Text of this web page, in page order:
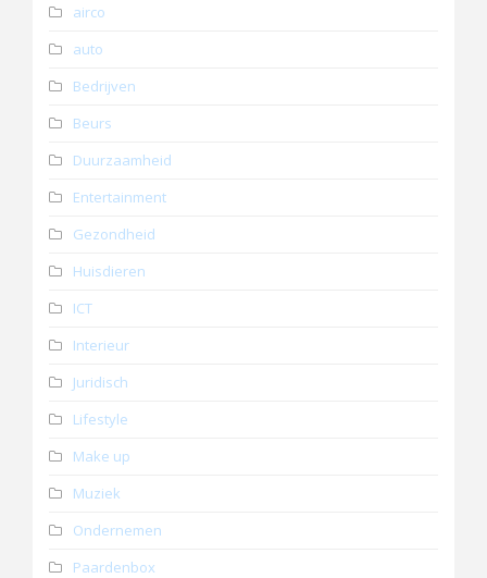
airco
auto
Bedrijven
Beurs
Duurzaamheid
Entertainment
Gezondheid
Huisdieren
ICT
Interieur
Juridisch
Lifestyle
Make up
Muziek
Ondernemen
Paardenbox